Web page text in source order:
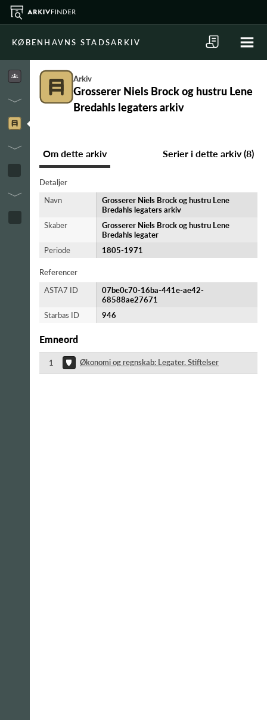
KØBENHAVNS STADSARKIV
Arkiv
Grosserer Niels Brock og hustru Lene
Bredahls legaters arkiv
Om dette arkiv Serier i dette arkiv (8)
Detaljer
Navn
Grosserer Niels Brock og hustru Lene
Bredahls legaters arkiv
Skaber
Grosserer Niels Brock og hustru Lene
Bredahls legater
Periode
1805-​1971
Referencer
ASTA7 ID
07be0c70-16ba-441e-ae42-
68588ae27671
Starbas ID
946
Emneord
1 Økonomi og regnskab: Legater. Stiftelser